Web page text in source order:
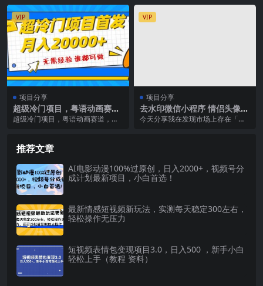
底层...
VIP
项目分享
超级冷门项目，粤语动画赛
道，十分钟一个原创视频，简
超级冷门项目，粤语动画赛道，十
VIP
项目分享
去水印微信小程序 情侣头像Q
Q小程序，项目复盘
今天分享我在发现市场上存在「去
推荐文章
AI电影动漫100%过原创，日入2000+，视频号分
成计划最新项目，小白首选！
最新情感短视频新玩法，实测每天稳定300左右，
轻松操作无压力
短视频表情包变现项目3.0，日入500 ，新手小白
轻松上手（教程 资料）